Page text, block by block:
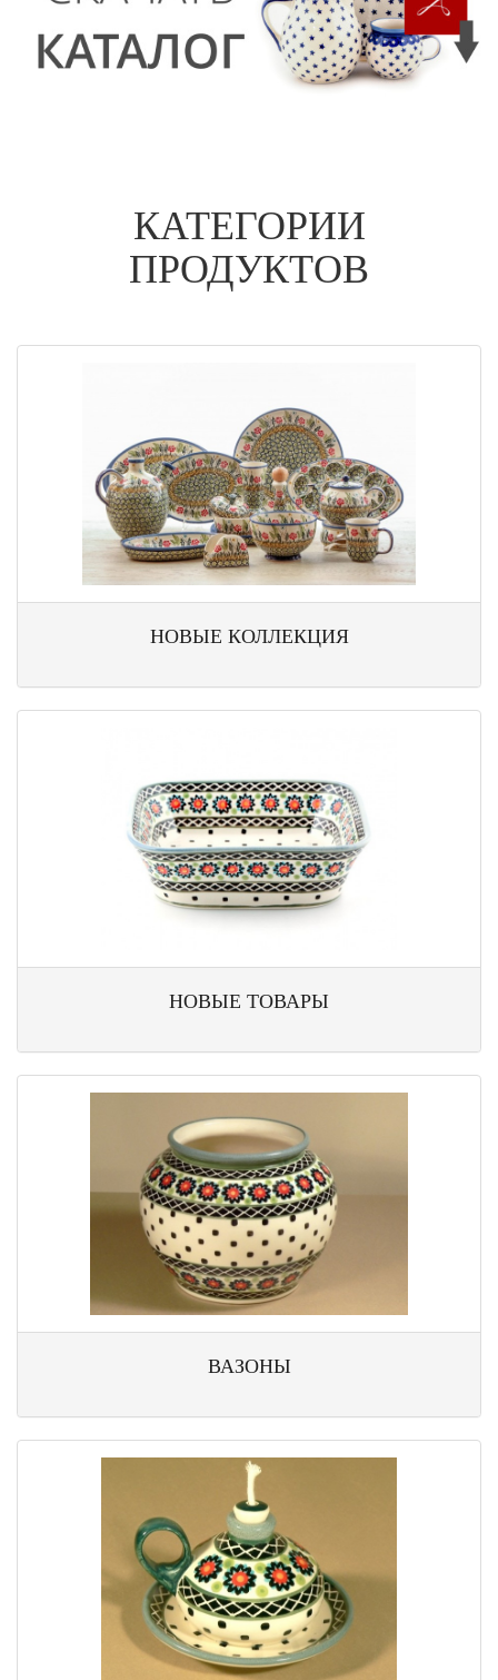
КАТЕГОРИИ
ПРОДУКТОВ
НОВЫЕ КОЛЛЕКЦИЯ
НОВЫЕ ТОВАРЫ
ВАЗОНЫ